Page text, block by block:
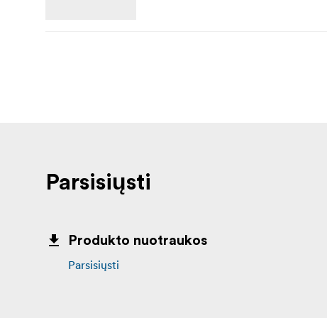
Parsisiųsti
Produkto nuotraukos
Parsisiųsti